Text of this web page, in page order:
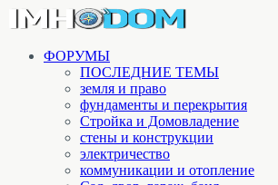
ФОРУМЫ
ПОСЛЕДНИЕ ТЕМЫ
земля и право
фундаменты и перекрытия
Стройка и Домовладение
стены и конструкции
электричество
коммуникации и отопление